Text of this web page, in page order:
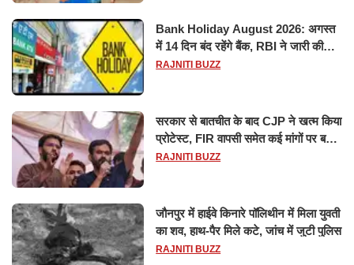
Bank Holiday August 2026: अगस्त
में 14 दिन बंद रहेंगे बैंक, RBI ने जारी की
छुट्टियों की लिस्ट​​​​​​​
RAJNITI BUZZ
सरकार से बातचीत के बाद CJP ने खत्म किया
प्रोटेस्ट, FIR वापसी समेत कई मांगों पर बनी
सहमति
RAJNITI BUZZ
जौनपुर में हाईवे किनारे पॉलिथीन में मिला युवती
का शव, हाथ-पैर मिले कटे, जांच में जुटी पुलिस
RAJNITI BUZZ